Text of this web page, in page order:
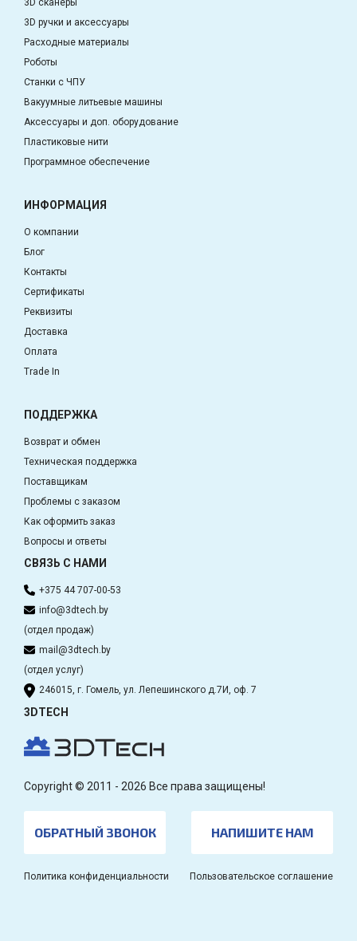
3D ручки и аксессуары
Расходные материалы
Роботы
Станки с ЧПУ
Вакуумные литьевые машины
Аксессуары и доп. оборудование
Пластиковые нити
Программное обеспечение
ИНФОРМАЦИЯ
О компании
Блог
Контакты
Сертификаты
Реквизиты
Доставка
Оплата
Trade In
ПОДДЕРЖКА
Возврат и обмен
Техническая поддержка
Поставщикам
Проблемы с заказом
Как оформить заказ
Вопросы и ответы
СВЯЗЬ С НАМИ
+375 44 707-00-53
info@3dtech.by
(отдел продаж)
mail@3dtech.by
(отдел услуг)
246015, г. Гомель, ул. Лепешинского д.7И, оф. 7
3DTECH
Copyright © 2011 - 2026 Все права защищены!
ОБРАТНЫЙ ЗВОНОК НАПИШИТЕ НАМ
Политика конфиденциальности Пользовательское соглашение